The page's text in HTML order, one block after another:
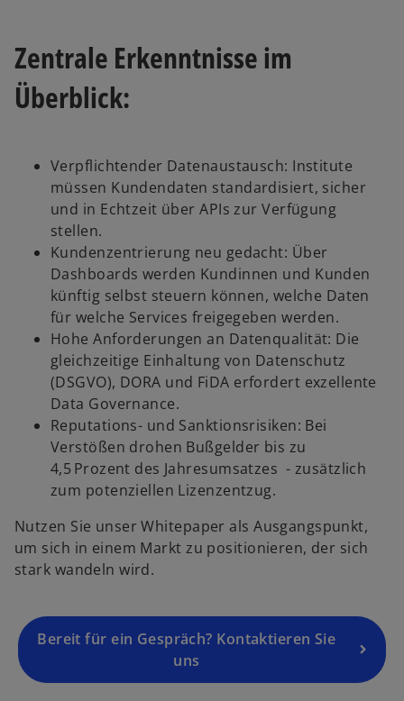
Zentrale Erkenntnisse im
Überblick:
Verpflichtender Datenaustausch: Institute
müssen Kundendaten standardisiert, sicher
und in Echtzeit über APIs zur Verfügung
stellen.
Kundenzentrierung neu gedacht: Über
Dashboards werden Kundinnen und Kunden
künftig selbst steuern können, welche Daten
für welche Services freigegeben werden.
Hohe Anforderungen an Datenqualität: Die
gleichzeitige Einhaltung von Datenschutz
(DSGVO), DORA und FiDA erfordert exzellente
Data Governance.
Reputations- und Sanktionsrisiken: Bei
Verstößen drohen Bußgelder bis zu
4,5 Prozent des Jahresumsatzes - zusätzlich
zum potenziellen Lizenzentzug.
Nutzen Sie unser Whitepaper als Ausgangspunkt,
um sich in einem Markt zu positionieren, der sich
stark wandeln wird.
Bereit für ein Gespräch? Kontaktieren Sie
uns
n
e